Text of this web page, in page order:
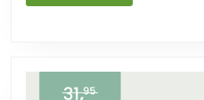
MEER